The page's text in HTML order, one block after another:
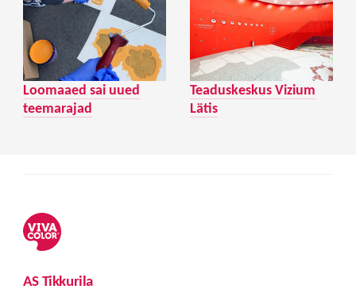
Loomaaed sai uued
teemarajad
Teaduskeskus Vizium
Lätis
AS Tikkurila